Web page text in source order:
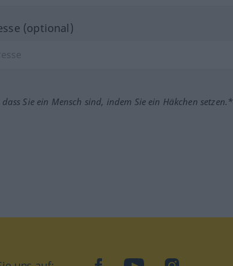
(optional)
Sie ein Mensch sind, indem Sie ein Häkchen setzen.*